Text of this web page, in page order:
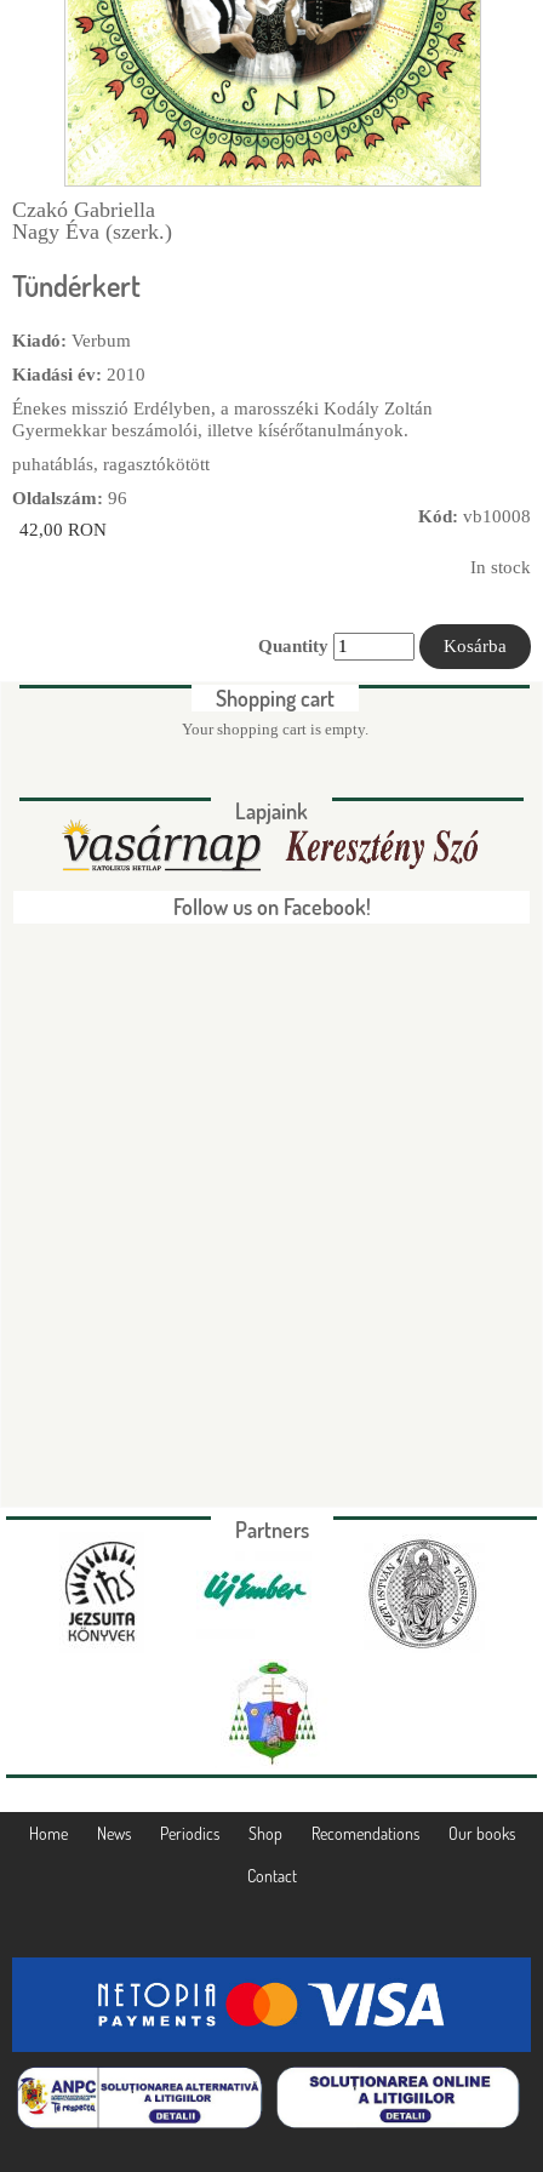
Czakó Gabriella
Nagy Éva (szerk.)
Tündérkert
Kiadó: Verbum
Kiadási év: 2010
Énekes misszió Erdélyben, a marosszéki Kodály Zoltán
Gyermekkar beszámolói, illetve kísérőtanulmányok.
puhatáblás, ragasztókötött
Oldalszám: 96
42,00 RON
In stock
Kód: vb10008
Quantity
Shopping cart
Your shopping cart is empty.
Lapjaink
Follow us on Facebook!
Partners
Home News Periodics Shop Recomendations Our books
Contact